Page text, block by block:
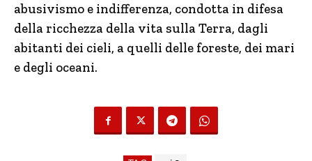
abusivismo e indifferenza, condotta in difesa
della ricchezza della vita sulla Terra, dagli
abitanti dei cieli, a quelli delle foreste, dei mari
e degli oceani.